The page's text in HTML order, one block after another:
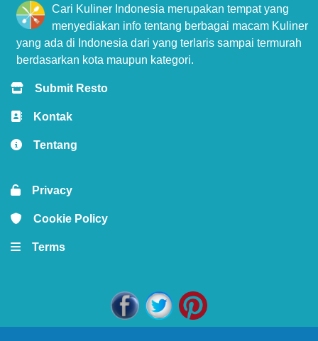
Cari Kuliner Indonesia merupakan tempat yang
menyediakan info tentang berbagai macam Kuliner
yang ada di Indonesia dari yang terlaris sampai termurah
berdasarkan kota maupun kategori.
Submit Resto
Kontak
Tentang
Privacy
Cookie Policy
Terms